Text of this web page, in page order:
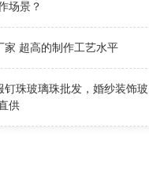
场景？
家 超高的制作工艺水平
钉珠玻璃珠批发，婚纱装饰玻
供